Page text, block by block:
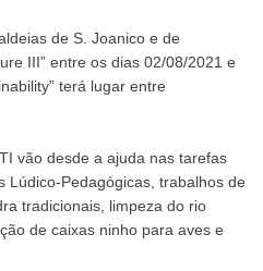
de S. Joanico e de
III” entre os dias 02/08/2021 e
terá lugar entre
vão desde a ajuda nas tarefas
Lúdico-Pedagógicas, trabalhos de
tradicionais, limpeza do rio
de caixas ninho para aves e